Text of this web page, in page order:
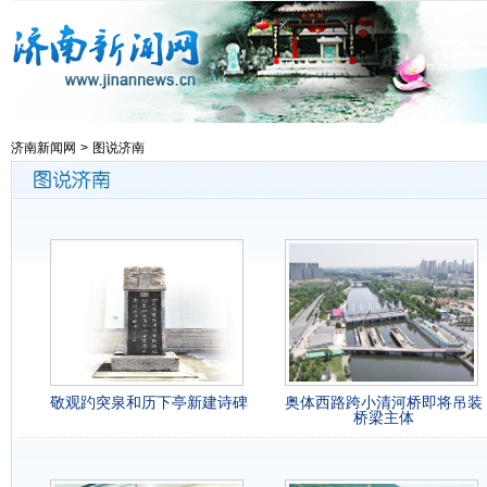
济南新闻网 > 图说济南
敬观趵突泉和历下亭新建诗碑
奥体西路跨小清河桥即将吊装
桥梁主体